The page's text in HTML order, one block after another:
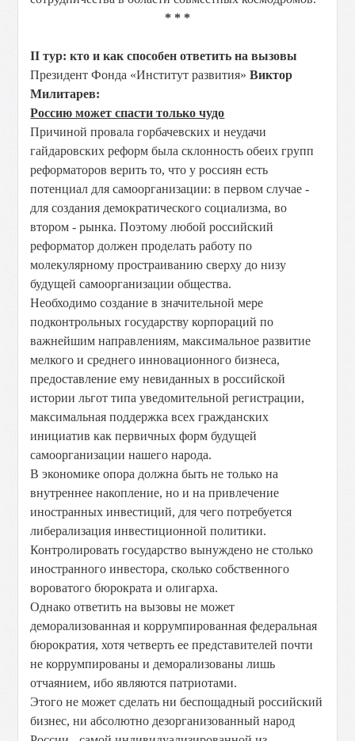
* * *
II тур: кто и как способен ответить на вызовы
Президент Фонда «Институт развития»Виктор
Милитарев:
Россию может спасти только чудо
Причиной провала горбачевских и неудачи
гайдаровских реформ была склонность обеих групп
реформаторов верить то, что у россиян есть
потенциал для самоорганизации: в первом случае -
для создания демократического социализма, во
втором - рынка. Поэтому любой российский
реформатор должен проделать работу по
молекулярному простраиванию сверху до низу
будущей самоорганизации общества.
Необходимо создание в значительной мере
подконтрольных государству корпораций по
важнейшим направлениям, максимальное развитие
мелкого и среднего инновационного бизнеса,
предоставление ему невиданных в российской
истории льгот типа уведомительной регистрации,
максимальная поддержка всех гражданских
инициатив как первичных форм будущей
самоорганизации нашего народа.
В экономике опора должна быть не только на
внутреннее накопление, но и на привлечение
иностранных инвестиций, для чего потребуется
либерализация инвестиционной политики.
Контролировать государство вынуждено не столько
иностранного инвестора, сколько собственного
вороватого бюрократа и олигарха.
Однако ответить на вызовы не может
деморализованная и коррумпированная федеральная
бюрократия, хотя четверть ее представителей почти
не коррумпированы и деморализованы лишь
отчаянием, ибо являются патриотами.
Этого не может сделать ни беспощадный российский
бизнес, ни абсолютно дезорганизованный народ